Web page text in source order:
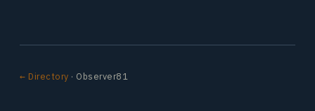
← Directory · Observer81